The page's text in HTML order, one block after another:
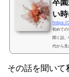
卒
い
https://
初めての
聞く話
代から見
まずい･
す。卒
飯にいっ
その話を聞いて